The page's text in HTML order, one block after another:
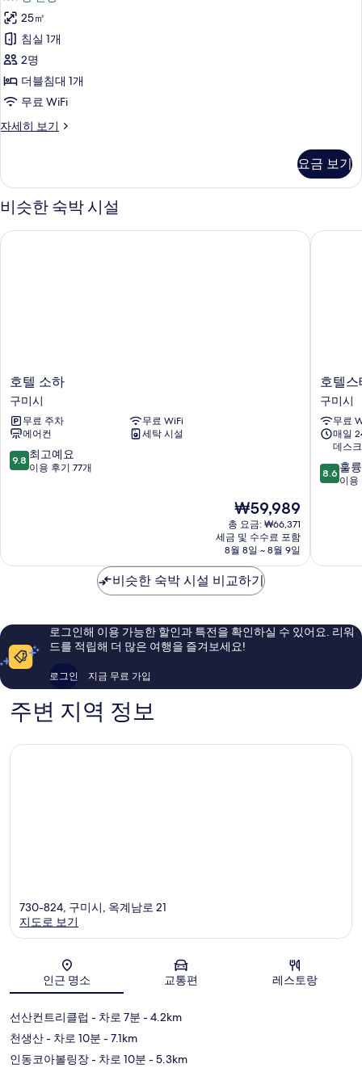
기
스
B
사
진
모
두
보
25㎡
침실 1개
2명
더블침대 1개
무료 WiFi
자세히 보기
디
자
세
히
기
요금 보기
비슷한 숙박 시설
호
텔
소
하
구
미
시
호텔 소하
구미시
무료 주차
무료 WiFi
에어컨
세탁 시설
10
점
고
용
후
기
77
개
9.8 최고예요
이용 후기 77개
현
재
요
금
₩59,989
₩59,989
총 요금: ₩66,371
세금 및 수수료 포함
8월 8일 ~ 8월 9일
호텔 소하
호
텔
스
테
이
미
구
호텔
구미시
무료
매일
데스크
10
점
훌
이
용
8.6 훌
이용
호텔스
비슷한 숙박 시설 비교하기
로그인해 이용 가능한 할인과 특전을 확인하실 수 있어요. 리워
드를 적립해 더 많은 여행을 즐겨보세요!
로그인 지금 무료 가입
주변 지역 정보
지도
730-824, 구미시, 옥계남로 21
지도로 보기
인근 명소 교통편 레스토랑
선산컨트리클럽 - 차로 7분 - 4.2km
천생산- 차로 10분 - 7.1km
인동코아볼링장- 차로 10분 - 5.3km